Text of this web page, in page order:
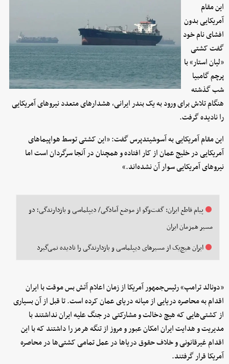
این مقام
آمریکایی بدون
افشای نام خود
گفت کشتی
«لیان استار» با
پرچم گامبیا
شب گذشته
هنگام تلاش برای ورود به یک بندر ایرانی، هشدارهای متعدد نیروهای آمریکایی
را نادیده گرفت.
این مقام آمریکایی به آسوشیتدپرس گفت: «این کشتی توسط هواپیماهای
آمریکایی در خلیج عمان از کار افتاده و همچنان در آنجا سرگردان است اما
نیروهای آمریکایی سوار آن نشده‌اند.»
پیام قاطع ایران: گفت‌وگو از موضع آمادگی/ دیپلماسی و بازدارندگی؛ دو
مسیر همزمان ایران
ایران هیچ‌یک از مسیرهای دیپلماسی و بازدارندگی را نادیده نمی‌گیرد
«دونالد ترامپ» رئیس‌جمهور آمریکا از زمان اعلام آتش بس موقت با ایران
اقدام به محاصره دریایی از میانه دریای عمان کرده است. تا قبل از آن بسیاری
از کشتی‌هایی که هیچ دخالت و مشارکتی در جنگ علیه ایران نداشتند با
مدیریت و هدایت ایران امکان عبور و مروز از تنگه هرمز را داشتند که با این
اقدام غیرقانونی و خلاف حقوق دریاها در عمل تمامی کشتی‌ها در محاصره
آمریکا قرار گرفتند.